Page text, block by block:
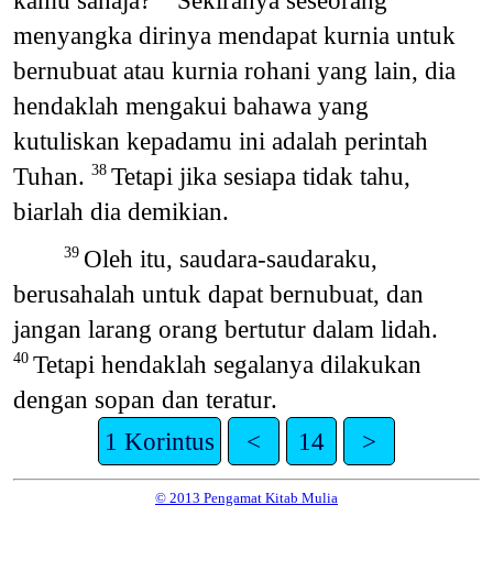
menyangka dirinya mendapat kurnia untuk
bernubuat atau kurnia rohani yang lain, dia
hendaklah mengakui bahawa yang
kutuliskan kepadamu ini adalah perintah
Tuhan. 38 Tetapi jika sesiapa tidak tahu,
biarlah dia demikian.
39 Oleh itu, saudara-saudaraku,
berusahalah untuk dapat bernubuat, dan
jangan larang orang bertutur dalam lidah.
40 Tetapi hendaklah segalanya dilakukan
dengan sopan dan teratur.
1 Korintus
< 14 >
© 2013 Pengamat Kitab Mulia